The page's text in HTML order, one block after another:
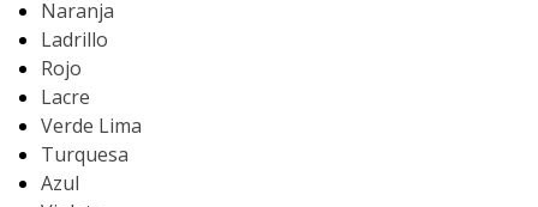
Naranja
Ladrillo
Rojo
Lacre
Verde Lima
Turquesa
Azul